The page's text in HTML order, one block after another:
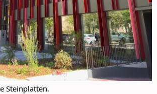
Steinplatten.